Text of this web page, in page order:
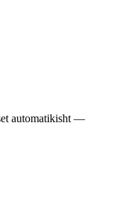
automatikisht —